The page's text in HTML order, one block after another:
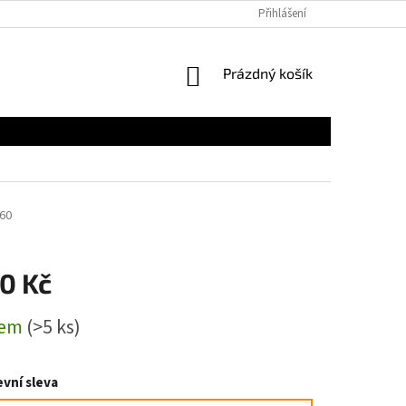
Přihlášení
NÁKUPNÍ
Prázdný košík
Kč
(>5 ks)
sleva